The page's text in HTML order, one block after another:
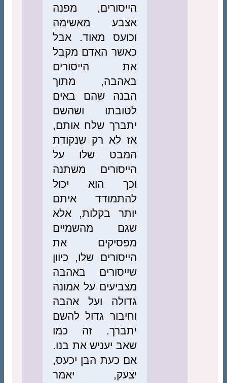
הייסורים, מפנה
אצבע מאשימה
וכועס מאוד. אבל
כאשר האדם מקבל
את הייסורים
באהבה, מתוך
הבנה שהם באים
לטובתו ושהשם
יתברך שלח אותם,
אז לא רק שנקודת
המבט שלו על
הייסורים משתנה
וכך הוא יכול
להתמודד איתם
יותר בקלות, אלא
שגם מהשמיים
מפסיקים את
הייסורים שלו, כיוון
שייסורים באהבה
מצביעים על אמונה
גדולה ועל אהבה
וחיבור גדול להשם
יתברך. זה כמו
שאב יעניש את בנו.
אם כעת הבן יכעס,
יצעק, יאמר